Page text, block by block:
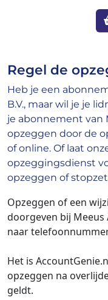
Regel de
Heb je een
B.V., maar wil je je
je abonnement van
opzeggen door de
of online. Of laat
opzeggingsdienst
opzeggen of
Opzeggen of een
doorgeven bij
naar
Het is
opzeggen na
geldt.